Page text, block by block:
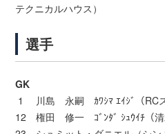
テクニカルハウス）
選手
GK
1 川島 永嗣 ｶﾜｼﾏ ｴｲｼﾞ（RCス
12 権田 修一 ｺﾞﾝﾀﾞ ｼｭｳｲﾁ（清